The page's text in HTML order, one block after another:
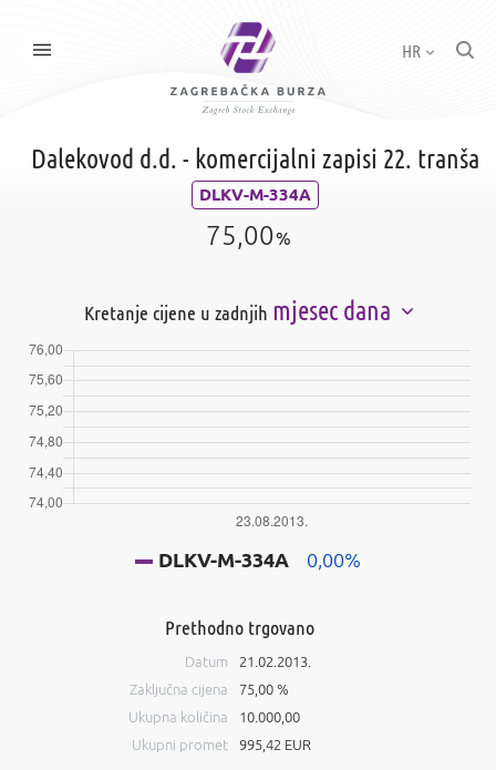
HR
Dalekovod d.d. - komercijalni zapisi 22. tranša
DLKV-M-334A
75,00%
Prethodno trgovano
Datum
21.02.2013.
Zaključna cijena
75,00 %
Ukupna količina
10.000,00
Ukupni promet
995,42 EUR
Kretanje cijene u zadnjih mjesec dana
DLKV-M-334A 0,00%